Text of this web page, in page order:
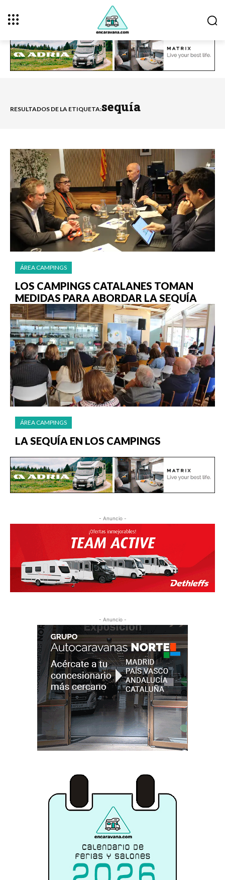
RESULTADOS DE LA ETIQUETA:sequía
ÁREA CAMPINGS
LOS CAMPINGS CATALANES TOMAN
MEDIDAS PARA ABORDAR LA SEQUÍA
ÁREA CAMPINGS
LA SEQUÍA EN LOS CAMPINGS
- Anuncio -
- Anuncio -